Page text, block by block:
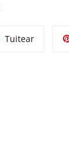
TuitearTuitear